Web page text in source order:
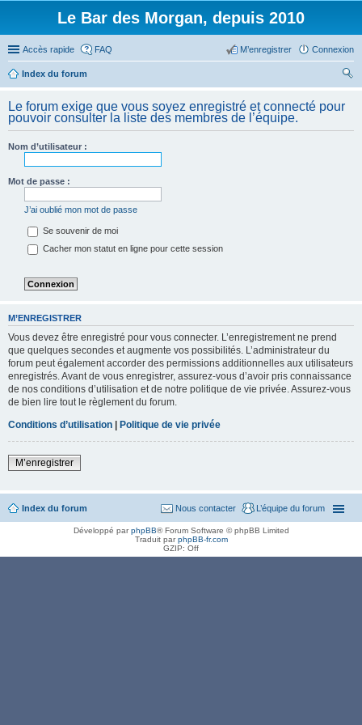
Le Bar des Morgan, depuis 2010
Accès rapide FAQ Connexion
M’enregistrer
Index du forum
her
ch
Le forum exige que vous soyez enregistré et connecté pour
pouvoir consulter la liste des membres de l’équipe.
Nom d’utilisateur :
Mot de passe :
J’ai oublié mon mot de passe
Se souvenir de moi
Cacher mon statut en ligne pour cette session
M’ENREGISTRER
Vous devez être enregistré pour vous connecter. L’enregistrement ne prend
que quelques secondes et augmente vos possibilités. L’administrateur du
forum peut également accorder des permissions additionnelles aux utilisateurs
enregistrés. Avant de vous enregistrer, assurez-vous d’avoir pris connaissance
de nos conditions d’utilisation et de notre politique de vie privée. Assurez-vous
de bien lire tout le règlement du forum.
Conditions d’utilisation | Politique de vie privée
M’enregistrer
Index du forum L’équipe du forum
Nous contacter
Développé parphpBB® Forum Software © phpBB Limited
Traduit parphpBB-fr.com
GZIP: Off